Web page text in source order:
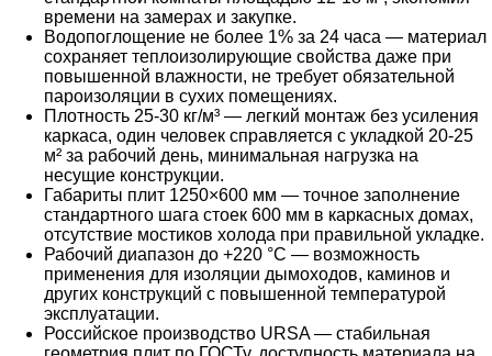
времени на замерах и закупке.
Водопоглощение не более 1% за 24 часа — материал
сохраняет теплоизолирующие свойства даже при
повышенной влажности, не требует обязательной
пароизоляции в сухих помещениях.
Плотность 25-30 кг/м³ — легкий монтаж без усиления
каркаса, один человек справляется с укладкой 20-25
м² за рабочий день, минимальная нагрузка на
несущие конструкции.
Габариты плит 1250×600 мм — точное заполнение
стандартного шага стоек 600 мм в каркасных домах,
отсутствие мостиков холода при правильной укладке.
Рабочий диапазон до +220 °C — возможность
применения для изоляции дымоходов, каминов и
других конструкций с повышенной температурой
эксплуатации.
Российское производство URSA — стабильная